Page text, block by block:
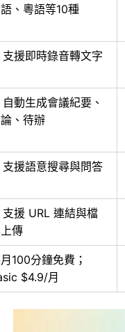
、粵語等10種
支援即時錄音轉文字
自動生成會議紀要、
、待辦
支援語意搜尋與問答
支援 URL 連結與檔
傳
100分鐘免費；
$4.9/月